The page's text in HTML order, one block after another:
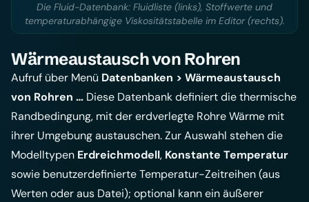
Die Fluid-Datenbank: Fluidliste (links), Stoffwerte und
temperaturabhängige Viskositätstabelle im Editor (rechts).
Wärmeaustausch von Rohren
Aufruf über Menü Datenbanken > Wärmeaustausch
von Rohren … Diese Datenbank definiert die thermische
Randbedingung, mit der erdverlegte Rohre Wärme mit
ihrer Umgebung austauschen. Zur Auswahl stehen die
Modelltypen Erdreichmodell, Konstante Temperatur
sowie benutzerdefinierte Temperatur-Zeitreihen (aus
Werten oder aus Datei); optional kann ein äußerer